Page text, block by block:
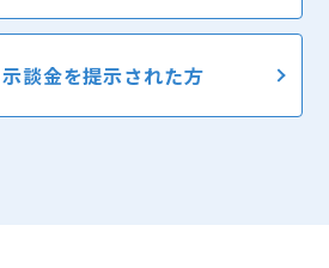
示談金を提示された方